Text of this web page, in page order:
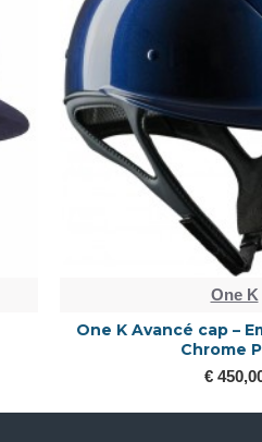
One K
One K Avancé cap –
Chrome
€